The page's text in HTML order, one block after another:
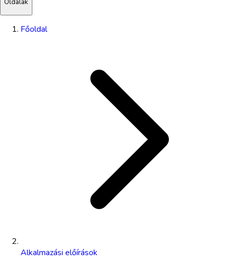
Oldalak
Főoldal
Alkalmazási előírások